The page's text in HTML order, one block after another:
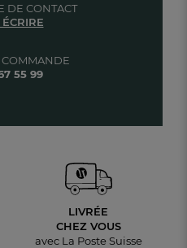
COMMANDE
55 99
DE CONTACT
LIVRÉE
CHEZ VOUS
avec La Poste Suisse